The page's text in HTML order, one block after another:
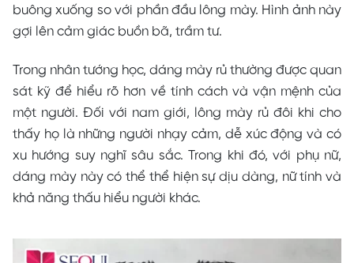
buông xuống so với phần đầu lông mày. Hình ảnh này
gợi lên cảm giác buồn bã, trầm tư.
Trong nhân tướng học, dáng mày rủ thường được quan
sát kỹ để hiểu rõ hơn về tính cách và vận mệnh của
một người. Đối với nam giới, lông mày rủ đôi khi cho
thấy họ là những người nhạy cảm, dễ xúc động và có
xu hướng suy nghĩ sâu sắc. Trong khi đó, với phụ nữ,
dáng mày này có thể thể hiện sự dịu dàng, nữ tính và
khả năng thấu hiểu người khác.